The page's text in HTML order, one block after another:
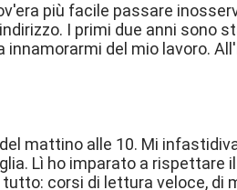
più facile passare
I primi due anni sono
innamorarmi del mio lavoro.
mattino alle 10. Mi
Lì ho imparato a rispettare
corsi di lettura veloce, di